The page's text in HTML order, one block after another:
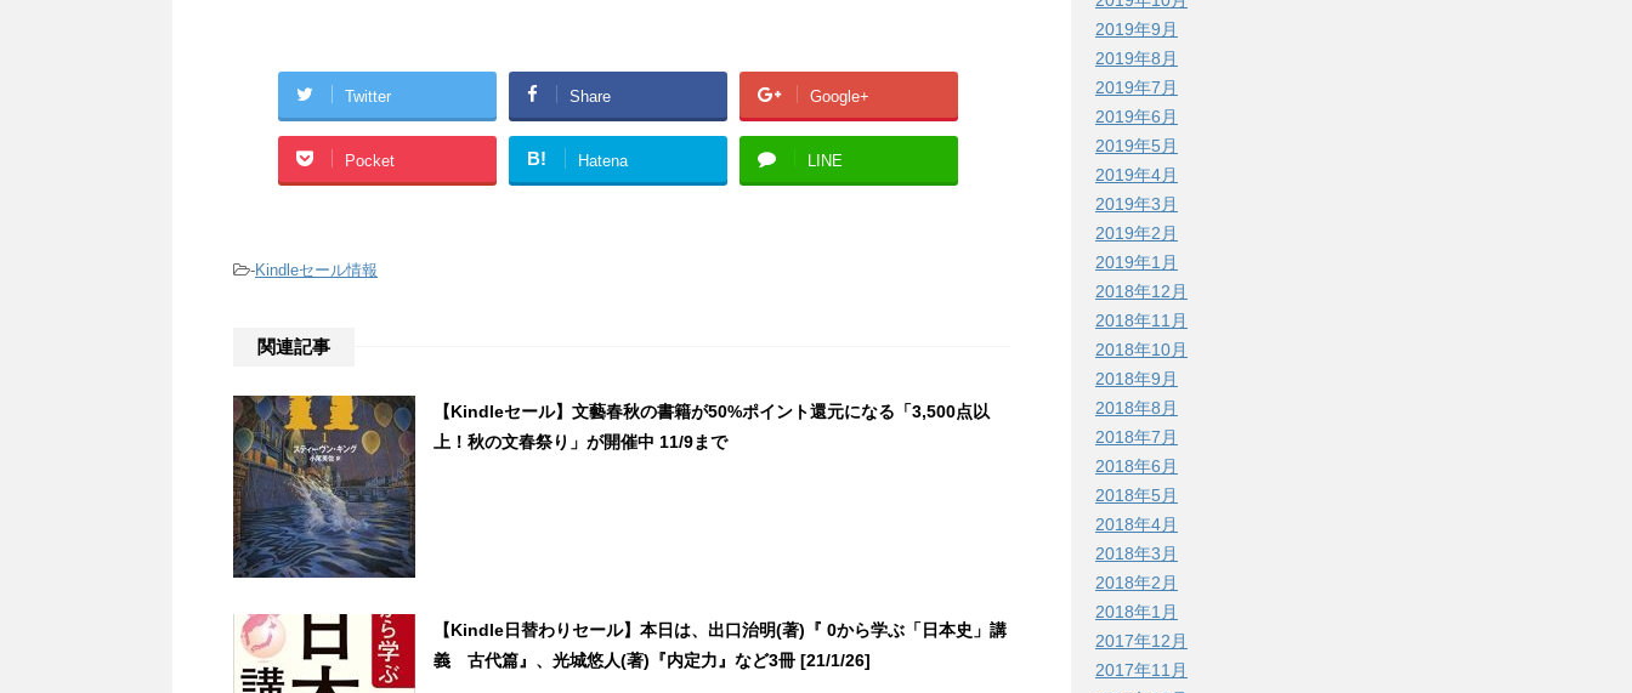
Twitter Share Google+
Pocket B! Hatena LINE
-Kindleセール情報
関連記事
【Kindleセール】文藝春秋の書籍が50%ポイント還元になる「3,500点以
上！秋の文春祭り」が開催中 11/9まで
【Kindle日替わりセール】本日は、出口治明(著)『 0から学ぶ「日本史」講
義 古代篇』、光城悠人(著)『内定力』など3冊 [21/1/26]
2019年9月
2019年8月
2019年7月
2019年6月
2019年5月
2019年4月
2019年3月
2019年2月
2019年1月
2018年12月
2018年11月
2018年10月
2018年9月
2018年8月
2018年7月
2018年6月
2018年5月
2018年4月
2018年3月
2018年2月
2018年1月
2017年12月
2017年11月